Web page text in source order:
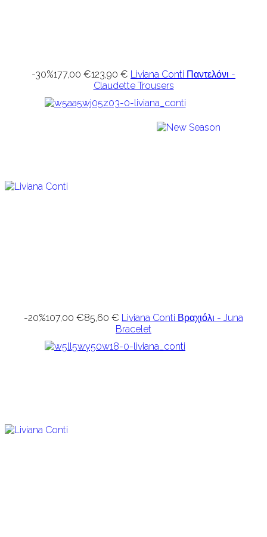
-30%177,00 €123,90 € Liviana Conti Παντελόνι -
Claudette Trousers
-20%107,00 €85,60 € Liviana Conti Βραχιόλι - Juna
Bracelet